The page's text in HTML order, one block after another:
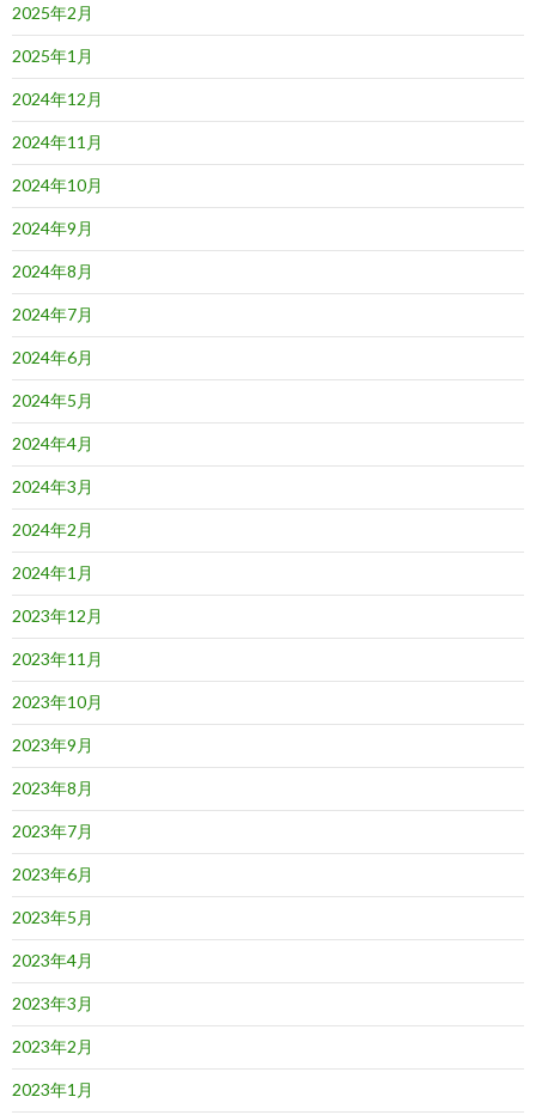
2025年2月
2025年1月
2024年12月
2024年11月
2024年10月
2024年9月
2024年8月
2024年7月
2024年6月
2024年5月
2024年4月
2024年3月
2024年2月
2024年1月
2023年12月
2023年11月
2023年10月
2023年9月
2023年8月
2023年7月
2023年6月
2023年5月
2023年4月
2023年3月
2023年2月
2023年1月